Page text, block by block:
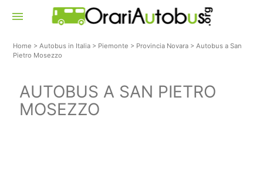
menu
Home >Autobus in Italia > Piemonte > Provincia Novara >Autobus a San
Pietro Mosezzo
AUTOBUS A SAN PIETRO
MOSEZZO